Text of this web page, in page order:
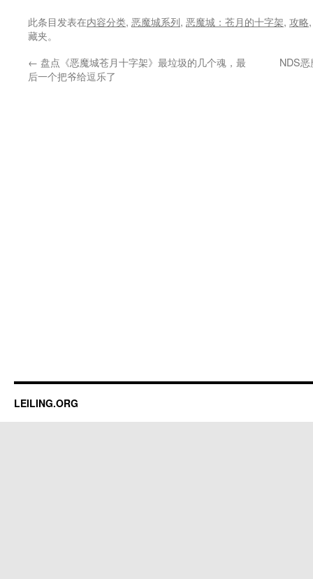
此条目发表在内容分类, 恶魔城系列, 恶魔城：苍月的十字架, 攻略
藏夹。
← 盘点《恶魔城苍月十字架》最垃圾的几个魂，最
后一个把爷给逗乐了
NDS
LEILING.ORG